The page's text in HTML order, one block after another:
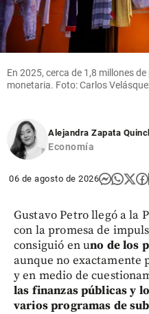
En 2025, cerca de 1,8 millones
monetaria. Foto: Carlos
Alejandra Zapata
Economía
06 de agosto de 2026
Gustavo Petro llegó a la
con la promesa de
consiguió en uno de los
aunque no exactamente
y en medio de
las finanzas públicas y
varios programas de